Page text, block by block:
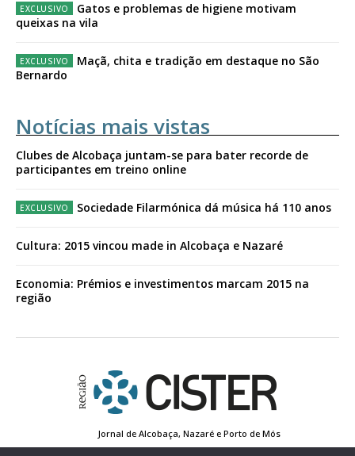
Gatos e problemas de higiene motivam
queixas na vila
Maçã, chita e tradição em destaque no São
Bernardo
Notícias mais vistas
Clubes de Alcobaça juntam-se para bater recorde de
participantes em treino online
Sociedade Filarmónica dá música há 110 anos
Cultura: 2015 vincou made in Alcobaça e Nazaré
Economia: Prémios e investimentos marcam 2015 na
região
Jornal de Alcobaça, Nazaré e Porto de Mós